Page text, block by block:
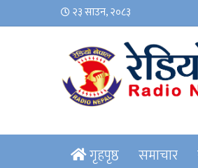
२३ साउन, २०८३
गृहपृष्ठ समाचार